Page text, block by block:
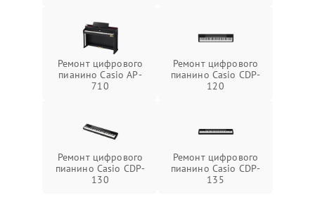
Ремонт цифрового
пианино Casio AP-
710
Ремонт цифрового
пианино Casio CDP-
120
Ремонт цифрового
пианино Casio CDP-
130
Ремонт цифрового
пианино Casio CDP-
135